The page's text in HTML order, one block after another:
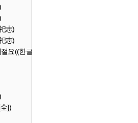
志)
志)
요((한글해석)婚喪祭禮節要)
])